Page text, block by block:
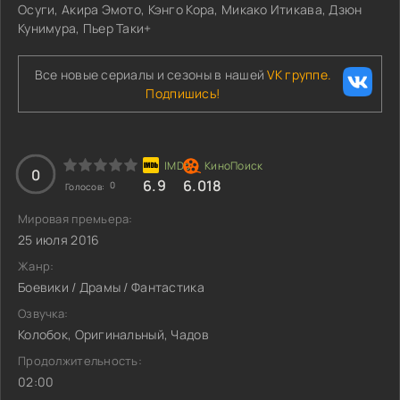
Осуги, Акира Эмото, Кэнго Кора, Микако Итикава, Дзюн
Кунимура, Пьер Таки+
Все новые сериалы и сезоны в нашейVK группе.
Подпишись!
0
Голосов: 0 6.9 6.018
Мировая премьера:
25 июля 2016
Жанр:
Боевики / Драмы / Фантастика
Озвучка:
Колобок, Оригинальный, Чадов
Продолжительность:
02:00